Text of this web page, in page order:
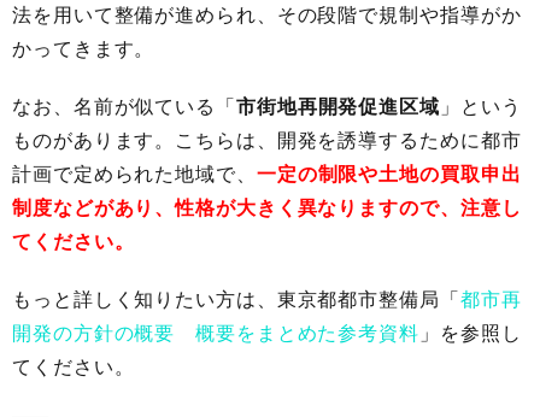
法を用いて整備が進められ、その段階で規制や指導がか
かってきます。
なお、名前が似ている「市街地再開発促進区域 」という
ものがあります。こちらは、開発を誘導するために都市
計画で定められた地域で、 一定の制限や土地の買取申出
制度などがあり、性格が大きく異なりますので、注意し
てください。
もっと詳しく知りたい方は、東京都都市整備局「都市再
開発の方針の概要 概要をまとめた参考資料 」を参照し
てください。